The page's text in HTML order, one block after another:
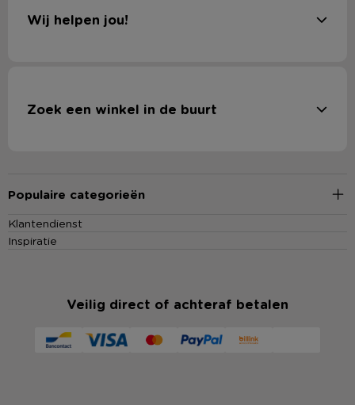
Wij helpen jou!
Zoek een winkel in de buurt
Populaire categorieën
Klantendienst
Inspiratie
Veilig direct of achteraf betalen